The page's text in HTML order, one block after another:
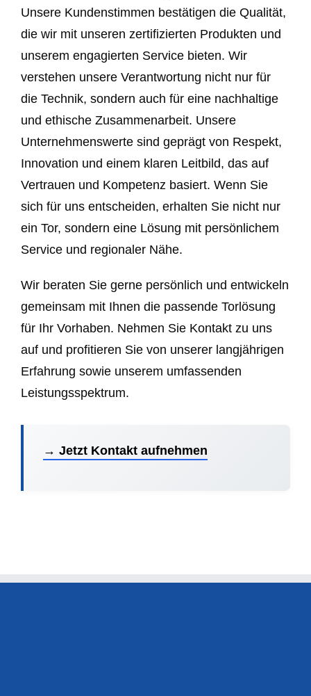
Unsere Kundenstimmen bestätigen die Qualität,
die wir mit unseren zertifizierten Produkten und
unserem engagierten Service bieten. Wir
verstehen unsere Verantwortung nicht nur für
die Technik, sondern auch für eine nachhaltige
und ethische Zusammenarbeit. Unsere
Unternehmenswerte sind geprägt von Respekt,
Innovation und einem klaren Leitbild, das auf
Vertrauen und Kompetenz basiert. Wenn Sie
sich für uns entscheiden, erhalten Sie nicht nur
ein Tor, sondern eine Lösung mit persönlichem
Service und regionaler Nähe.
Wir beraten Sie gerne persönlich und entwickeln
gemeinsam mit Ihnen die passende Torlösung
für Ihr Vorhaben. Nehmen Sie Kontakt zu uns
auf und profitieren Sie von unserer langjährigen
Erfahrung sowie unserem umfassenden
Leistungsspektrum.
→ Jetzt Kontakt aufnehmen